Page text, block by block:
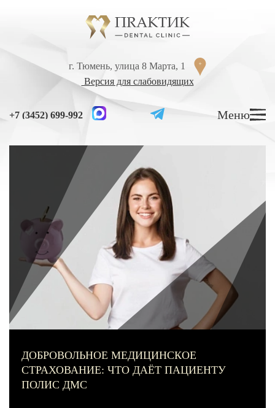
г. Тюмень, улица 8 Марта, 1
Версия для слабовидящих
+7 (3452) 699-992 Меню
г. Тюмень, улица 8 Марта, 1
Версия для слабовидящих
+7 (3452) 699-992 Меню
ЛЕЧЕНИЕ ЗУБОВ
Лечение кариеса
Лечение высокой чувствительности зубов
Лечение зубов за один день
Лечение пульпита и периодонтита
Лечение пародонтита
ИСПРАВЛЕНИЕ ПРИКУСА
Металлические брекеты
ДОБРОВОЛЬНОЕ МЕДИЦИНСКОЕ
СТРАХОВАНИЕ: ЧТО ДАЁТ ПАЦИЕНТУ
ПОЛИС ДМС